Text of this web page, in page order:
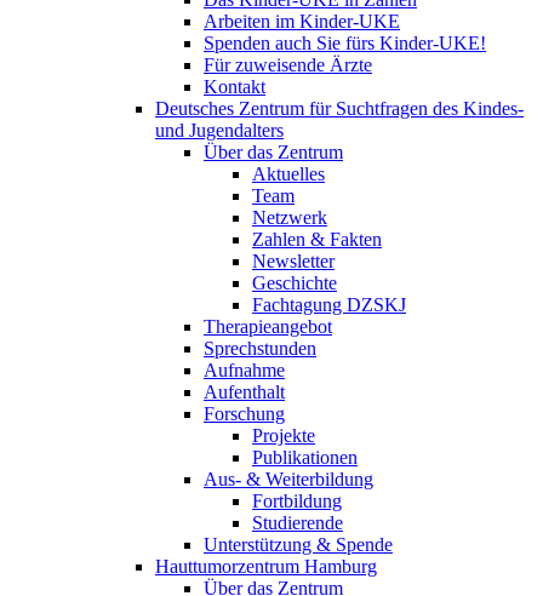
Arbeiten im Kinder-UKE
Spenden auch Sie fürs Kinder-UKE!
Für zuweisende Ärzte
Kontakt
Deutsches Zentrum für Suchtfragen des Kindes-
und Jugendalters
Über das Zentrum
Aktuelles
Team
Netzwerk
Zahlen & Fakten
Newsletter
Geschichte
Fachtagung DZSKJ
Therapieangebot
Sprechstunden
Aufnahme
Aufenthalt
Forschung
Projekte
Publikationen
Aus- & Weiterbildung
Fortbildung
Studierende
Unterstützung & Spende
Hauttumorzentrum Hamburg
Über das Zentrum